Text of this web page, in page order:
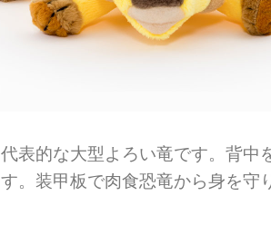
代表的な大型よろい竜です。背中
す。装甲板で肉食恐竜から身を守